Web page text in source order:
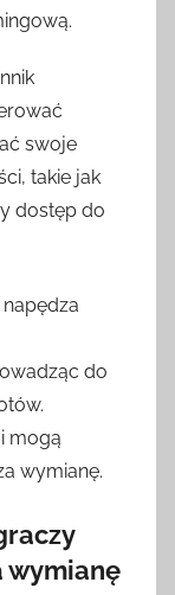
swoje
takie jak
dostęp do
do
mogą
wymianę.
wymianę